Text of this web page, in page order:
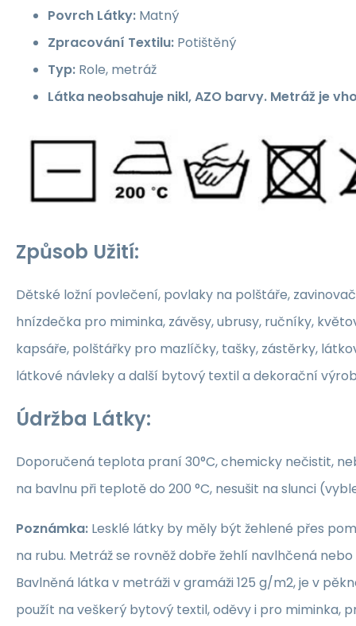
Povrch Látky: Matný
Zpracování Textilu: Potištěný
Typ: Role, metráž
Látka neobsahuje nikl, AZO barvy. Metráž je
Způsob Užití:
Dětské ložní povlečení, povlaky na polštáře,
hnízdečka pro miminka, závěsy, ubrusy, ručníky,
kapsáře, polštářky pro mazlíčky, tašky, zástěrky,
látkové návleky a další bytový textil a dekorační
Údržba Látky:
Doporučená teplota praní 30°C, chemicky nečistit,
na bavlnu při teplotě do 200 °C, nesušit na slunci
Poznámka: Lesklé látky by měly být žehlené přes
na rubu. Metráž se rovněž dobře žehlí navlhčená
Bavlněná látka v metráži v gramáži 125 g/m2, je v
použít na veškerý bytový textil, oděvy i pro miminka,